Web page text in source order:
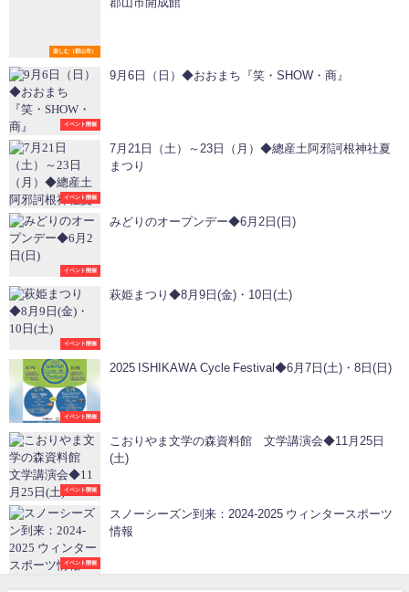
楽しむ（郡山市）
郡山市開成館
イベント開催
9月6日（日）◆おおまち『笑・SHOW・商』
イベント開催
7月21日（土）～23日（月）◆總産土阿邪訶根神社夏
まつり
イベント開催
みどりのオープンデー◆6月2日(日)
イベント開催
萩姫まつり◆8月9日(金)・10日(土)
イベント開催
2025 ISHIKAWA Cycle Festival◆6月7日(土)・8日(日)
イベント開催
こおりやま文学の森資料館 文学講演会◆11月25日
(土)
イベント開催
スノーシーズン到来：2024-2025 ウィンタースポーツ
情報